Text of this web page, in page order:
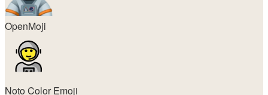
OpenMoji
Noto Color Emoji